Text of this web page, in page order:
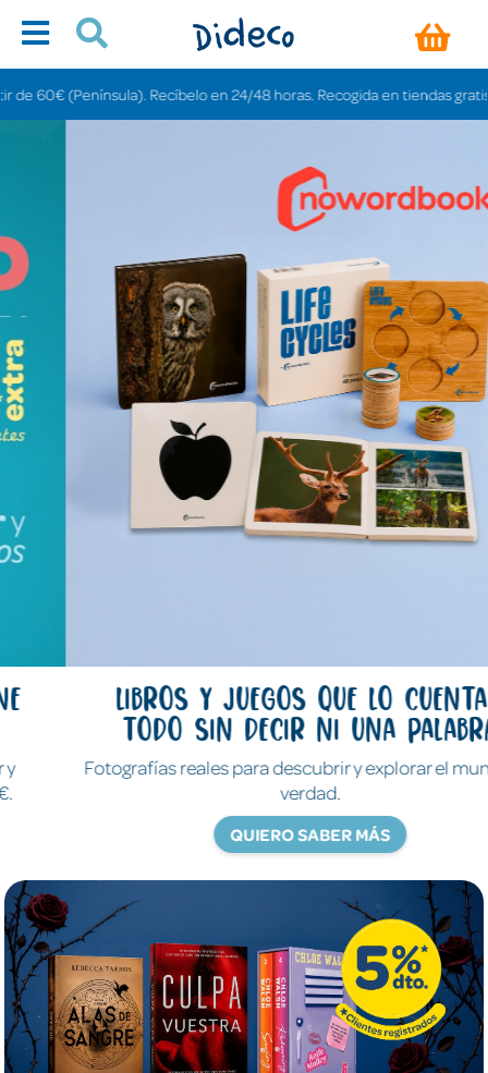
Recíbelo en 24/48 horas. Recogida en tiendas gratis en 3-6 días.
Libros y juegos que lo cuentan
todo sin decir ni una palabra
Fotografías reales para descubrir y explorar el mundo de
QUIERO SABER MÁS